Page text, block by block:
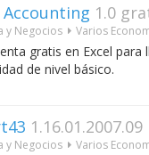
Accounting 1.0
y Negocios Varios
gratis en Excel para
de nivel básico.
1.16.01.2007.09
y Negocios Varios